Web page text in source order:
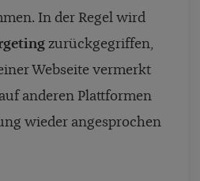
In der Regel wird
zurückgegriffen,
Webseite vermerkt
anderen Plattformen
wieder angesprochen